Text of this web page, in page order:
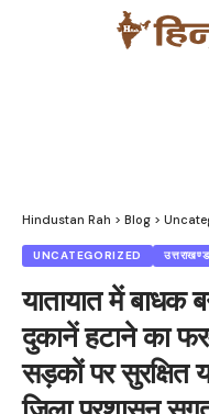
Hindustan Rah > Blog >
UNCATEGORIZED उत्तराखण्ड
यातायात में बाधक
दुकानें हटाने का
सड़कों पर सुरक्षित